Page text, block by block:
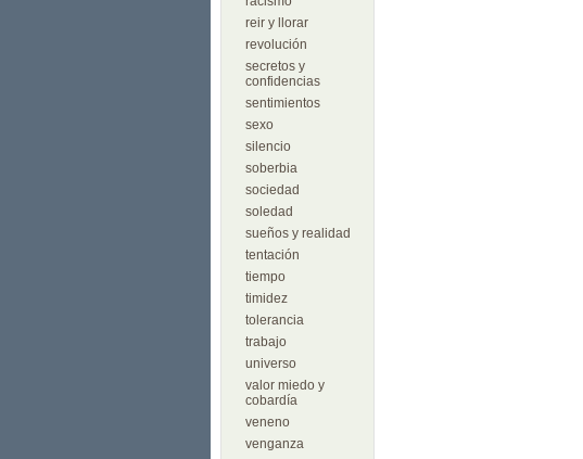
reir y llorar
revolución
secretos y
confidencias
sentimientos
sexo
silencio
soberbia
sociedad
soledad
sueños y realidad
tentación
tiempo
timidez
tolerancia
trabajo
universo
valor miedo y
cobardía
veneno
venganza